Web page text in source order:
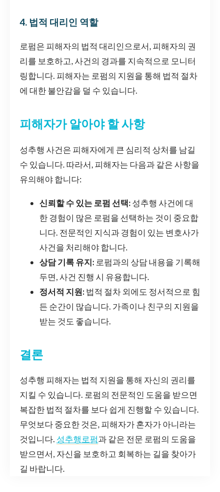
4. 법적 대리인 역할
로펌은 피해자의 법적 대리인으로서, 피해자의 권
리를 보호하고, 사건의 경과를 지속적으로 모니터
링합니다. 피해자는 로펌의 지원을 통해 법적 절차
에 대한 불안감을 덜 수 있습니다.
피해자가 알아야 할 사항
성추행 사건은 피해자에게 큰 심리적 상처를 남길
수 있습니다. 따라서, 피해자는 다음과 같은 사항을
유의해야 합니다:
신뢰할 수 있는 로펌 선택: 성추행 사건에 대
한 경험이 많은 로펌을 선택하는 것이 중요합
니다. 전문적인 지식과 경험이 있는 변호사가
사건을 처리해야 합니다.
상담 기록 유지: 로펌과의 상담 내용을 기록해
두면, 사건 진행 시 유용합니다.
정서적 지원: 법적 절차 외에도 정서적으로 힘
든 순간이 많습니다. 가족이나 친구의 지원을
받는 것도 좋습니다.
결론
성추행 피해자는 법적 지원을 통해 자신의 권리를
지킬 수 있습니다. 로펌의 전문적인 도움을 받으면
복잡한 법적 절차를 보다 쉽게 진행할 수 있습니다.
무엇보다 중요한 것은, 피해자가 혼자가 아니라는
것입니다. 성추행로펌과 같은 전문 로펌의 도움을
받으면서, 자신을 보호하고 회복하는 길을 찾아가
길 바랍니다.